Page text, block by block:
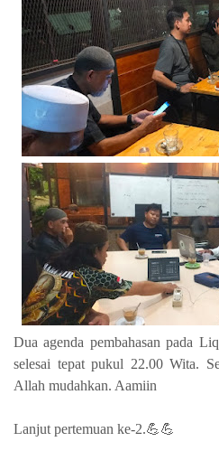
Dua agenda pembahasan pada
selesai tepat pukul 22.00 Wita.
Allah mudahkan. Aamiin
Lanjut pertemuan ke-2.💪💪